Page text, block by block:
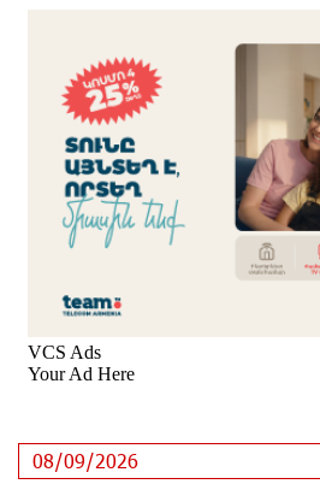
солнечной энергии
Idram и IDBank - рядом со
Startup Summit
В мобильном приложении
зарегистрироваться также
«Бесплатные бонусы в